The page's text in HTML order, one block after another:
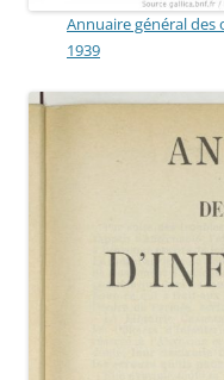
Annuaire général des
1939